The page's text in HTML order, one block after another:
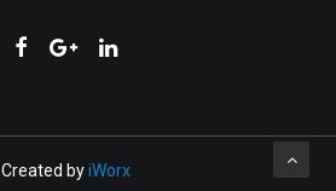
Created byiWorx